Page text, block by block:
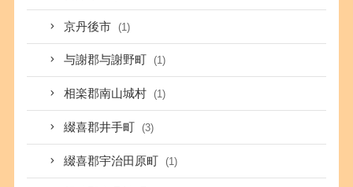
京丹後市 (1)
与謝郡与謝野町 (1)
相楽郡南山城村 (1)
綴喜郡井手町 (3)
綴喜郡宇治田原町 (1)